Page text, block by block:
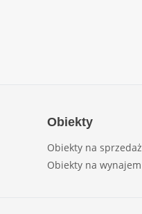
Obiekty
Obiekty na sprzedaż
Obiekty na wynajem